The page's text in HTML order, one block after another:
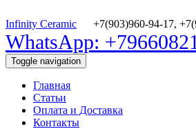
Infinity Ceramic +7(903)960-94-17,
WhatsApp:
Toggle navigation
Главная
Статьи
Оплата и Доставка
Контакты